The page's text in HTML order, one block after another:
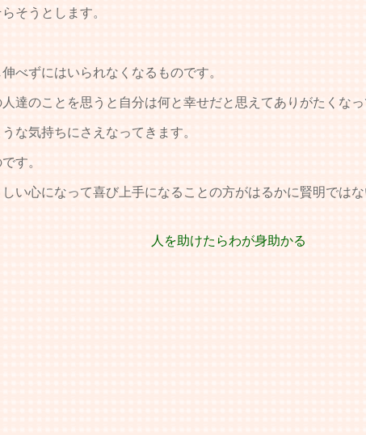
そうとします。
べずにはいられなくなるものです。
のことを思うと自分は何と幸せだと思えてありがたくなっ
な気持ちにさえなってきます。
す。
心になって喜び上手になることの方がはるかに賢明ではな
人を助けたらわが身助かる